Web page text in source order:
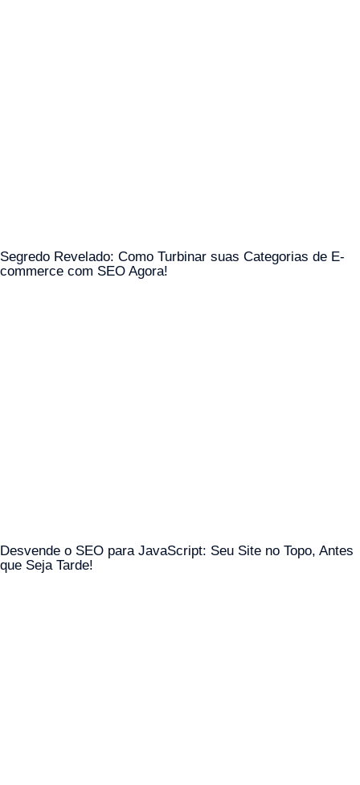
Segredo Revelado: Como Turbinar suas Categorias de E-
commerce com SEO Agora!
Desvende o SEO para JavaScript: Seu Site no Topo, Antes
que Seja Tarde!